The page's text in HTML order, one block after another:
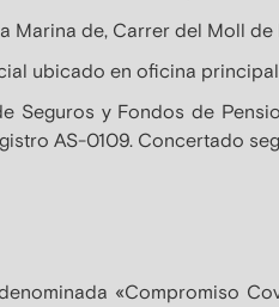
de, Carrer del Moll de
ubicado en oficina
Seguros y Fondos de
AS-0109. Concertado
«Compromiso